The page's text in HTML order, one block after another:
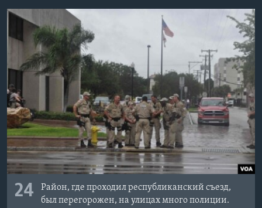
24
Район, где проходил республиканский съезд,
был перегорожен, на улицах много полиции.